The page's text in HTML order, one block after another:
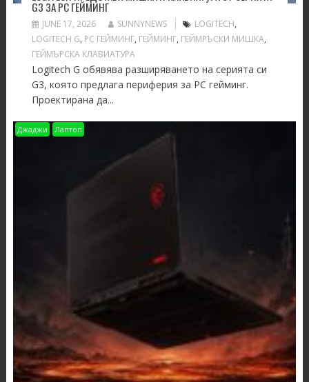
G3 ЗА PC ГЕЙМИНГ
JUNE 17, 2026 SUNNYNEWS LOGITECH,
LOGITECH G, PC ГЕЙМИНГ, ГЕЙМИНГ, ГЕЙМРЪСКИ МИШКА,
ГЕЙМЪРСКА КЛАВИАТУРА
Logitech G oбявява разширяването на серията си
G3, която предлага периферия за PC гейминг.
Проектирана да...
Джаджи Лаптоп